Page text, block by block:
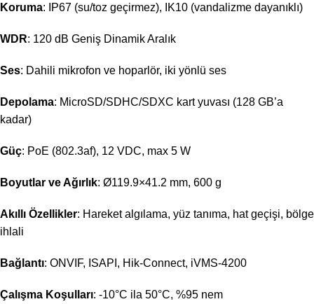
Koruma: IP67 (su/toz geçirmez), IK10 (vandalizme dayanıklı)
WDR: 120 dB Geniş Dinamik Aralık
Ses: Dahili mikrofon ve hoparlör, iki yönlü ses
Depolama: MicroSD/SDHC/SDXC kart yuvası (128 GB’a
kadar)
Güç: PoE (802.3af), 12 VDC, max 5 W
Boyutlar ve Ağırlık: Ø119.9×41.2 mm, 600 g
Akıllı Özellikler: Hareket algılama, yüz tanıma, hat geçişi, bölge
ihlali
Bağlantı: ONVIF, ISAPI, Hik-Connect, iVMS-4200
Çalışma Koşulları: -10°C ila 50°C, %95 nem